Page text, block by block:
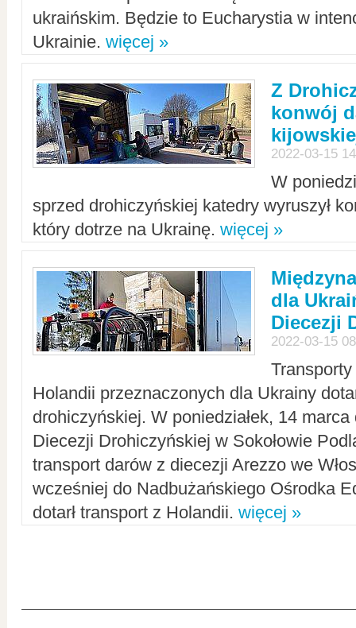
ukraińskim. Będzie to Eucharystia w
Ukrainie. więcej »
Z
konwój
2022-03-15
W
sprzed drohiczyńskiej katedry wyruszył
który dotrze na Ukrainę. więcej »
dla
Diecezji
2022-03-15
Holandii przeznaczonych dla Ukrainy
drohiczyńskiej. W poniedziałek, 14
Diecezji Drohiczyńskiej w Sokołowie
transport darów z diecezji Arezzo we
wcześniej do Nadbużańskiego Ośrodka
dotarł transport z Holandii. więcej »